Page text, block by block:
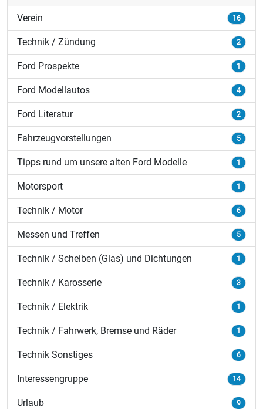
Verein 16
Technik / Zündung 2
Ford Prospekte 1
Ford Modellautos 4
Ford Literatur 2
Fahrzeugvorstellungen 5
Tipps rund um unsere alten Ford Modelle 1
Motorsport 1
Technik / Motor 6
Messen und Treffen 5
Technik / Scheiben (Glas) und Dichtungen 1
Technik / Karosserie 3
Technik / Elektrik 1
Technik / Fahrwerk, Bremse und Räder 1
Technik Sonstiges 6
Interessengruppe 14
Urlaub 9